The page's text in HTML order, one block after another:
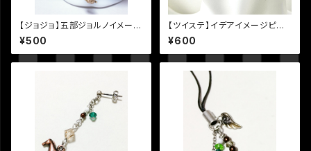
【ジョジョ】五部ジョルノイメージ
ピアス
¥500
【ツイステ】イデアイメージピア
ス
¥600